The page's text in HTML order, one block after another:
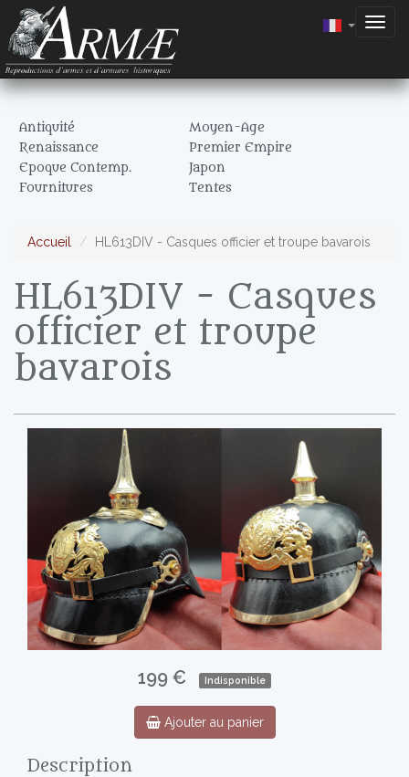
Antiquité
Moyen-Age
Renaissance
Premier Empire
Epoque Contemp.
Japon
Fournitures
Tentes
Accueil HL613DIV - Casques officier et troupe bavarois
HL613DIV - Casques
officier et troupe
bavarois
199 € Indisponible
Ajouter au panier
Description